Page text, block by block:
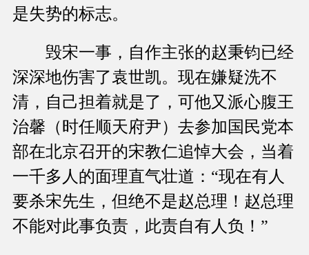
是失势的标志。
毁宋一事，自作主张的赵秉钧已经
深深地伤害了袁世凯。现在嫌疑洗不
清，自己担着就是了，可他又派心腹王
治馨（时任顺天府尹）去参加国民党本
部在北京召开的宋教仁追悼大会，当着
一千多人的面理直气壮道：“现在有人
要杀宋先生，但绝不是赵总理！赵总理
不能对此事负责，此责自有人负！”